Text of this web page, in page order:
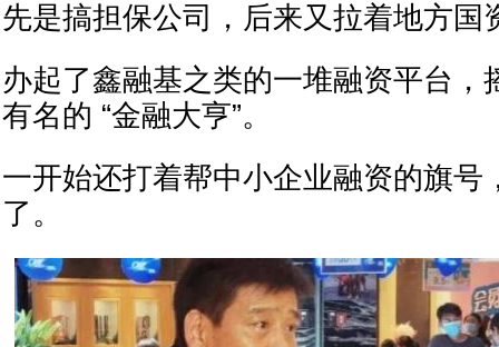
先是搞担保公司，后来又拉着地方国
办起了鑫融基之类的一堆融资平台，
有名的 “金融大亨”。
一开始还打着帮中小企业融资的旗号
了。